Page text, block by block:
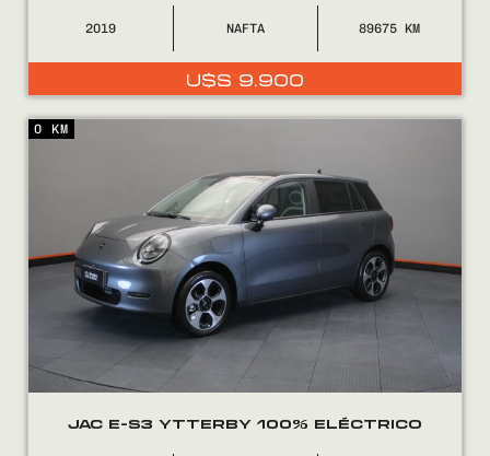
Encontranos en
2019 NAFTA 89675
U$S 9.900
JAC E-S3 YTTERBY 100% ELÉCTRICO
0 KM